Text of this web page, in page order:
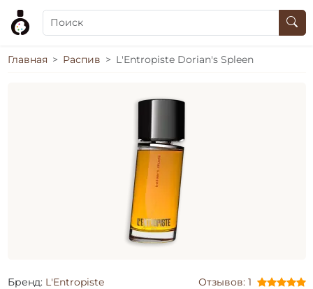
Главная Распив L'Entropiste Dorian's Spleen
Бренд: L'Entropiste Отзывов: 1